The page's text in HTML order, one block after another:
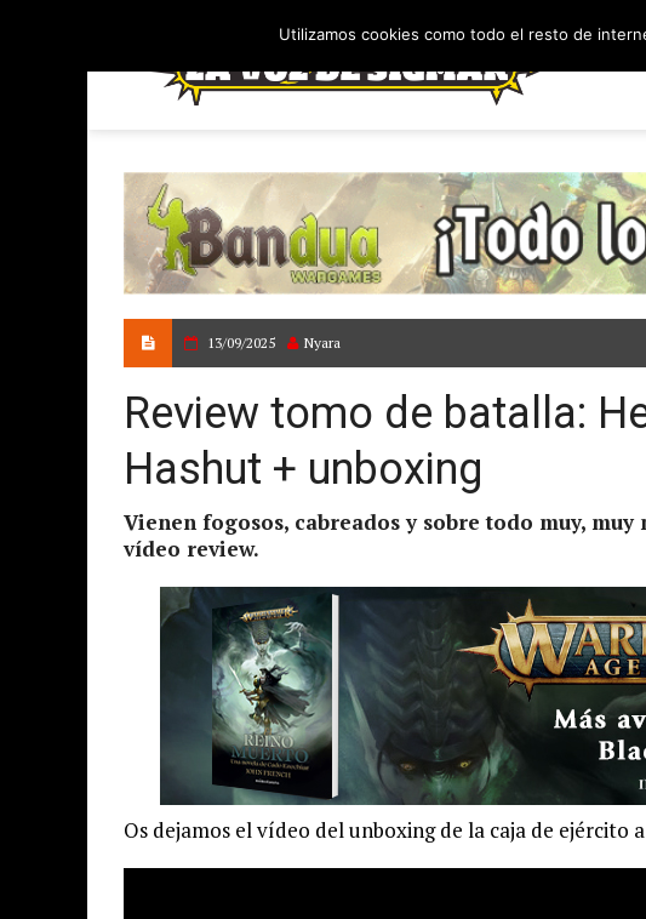
13/09/2025 Nyara
Review tomo de batalla:
Hashut + unboxing
Vienen fogosos, cabreados y sobre todo muy,
vídeo review.
Os dejamos el vídeo del unboxing de la caja de ejército
Utilizamos cookies como todo el resto de